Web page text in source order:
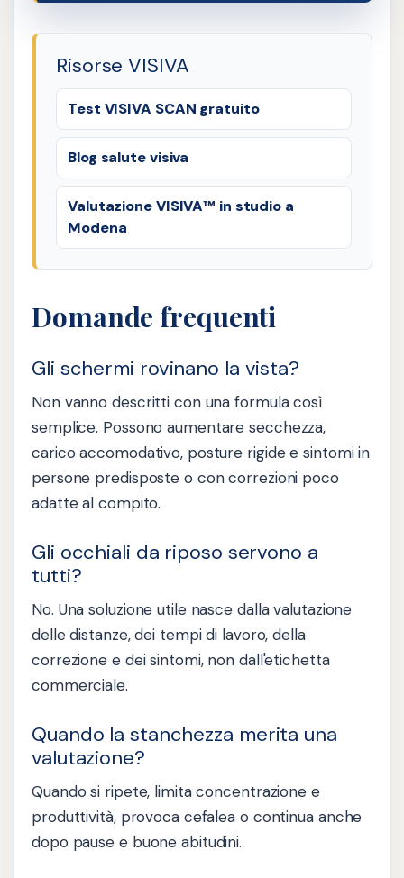
Risorse VISIVA
Test VISIVA SCAN gratuito
Blog salute visiva
Valutazione VISIVA™ in studio a
Modena
Domande frequenti
Gli schermi rovinano la vista?
Non vanno descritti con una formula così
semplice. Possono aumentare secchezza,
carico accomodativo, posture rigide e sintomi in
persone predisposte o con correzioni poco
adatte al compito.
Gli occhiali da riposo servono a
tutti?
No. Una soluzione utile nasce dalla valutazione
delle distanze, dei tempi di lavoro, della
correzione e dei sintomi, non dall'etichetta
commerciale.
Quando la stanchezza merita una
valutazione?
Quando si ripete, limita concentrazione e
produttività, provoca cefalea o continua anche
dopo pause e buone abitudini.